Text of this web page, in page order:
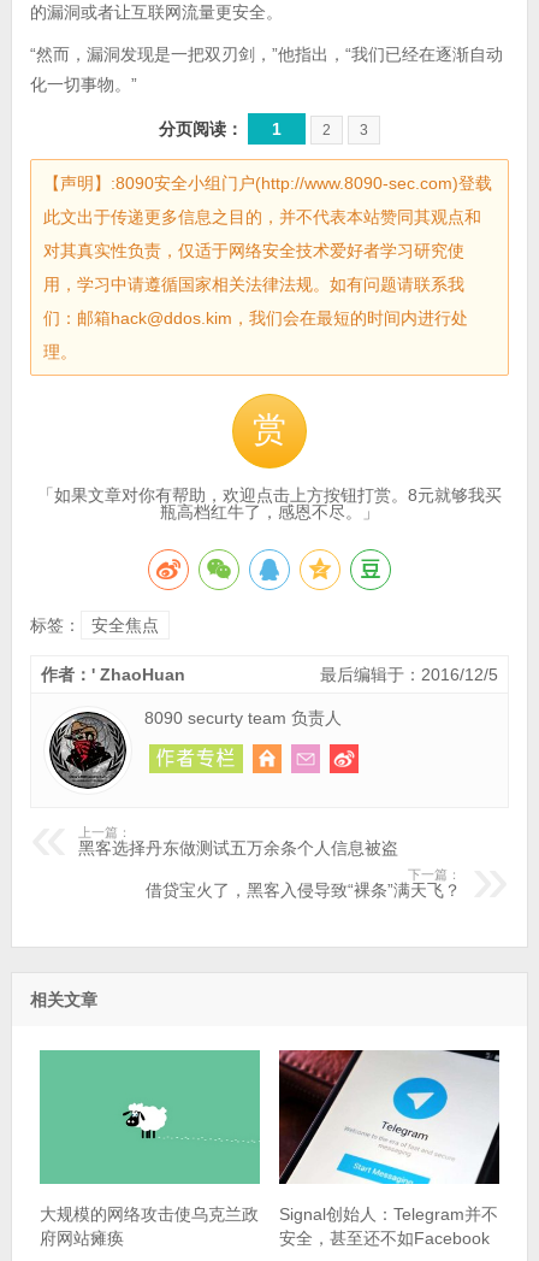
的漏洞或者让互联网流量更安全。
“然而，漏洞发现是一把双刃剑，”他指出，“我们已经在逐渐自动
化一切事物。”
分页阅读： 1 2 3
【声明】:8090安全小组门户(http://www.8090-sec.com)登载
此文出于传递更多信息之目的，并不代表本站赞同其观点和
对其真实性负责，仅适于网络安全技术爱好者学习研究使
用，学习中请遵循国家相关法律法规。如有问题请联系我
们：邮箱hack@ddos.kim，我们会在最短的时间内进行处
理。
赏
「如果文章对你有帮助，欢迎点击上方按钮打赏。8元就够我买
瓶高档红牛了，感恩不尽。」
标签： 安全焦点
最后编辑于：2016/12/5
作者：' ZhaoHuan
8090 securty team 负责人
上一篇：
黑客选择丹东做测试五万余条个人信息被盗
下一篇：
借贷宝火了，黑客入侵导致“裸条”满天飞？
相关文章
大规模的网络攻击使乌克兰政
府网站瘫痪
Signal创始人：Telegram并不
安全，甚至还不如Facebook